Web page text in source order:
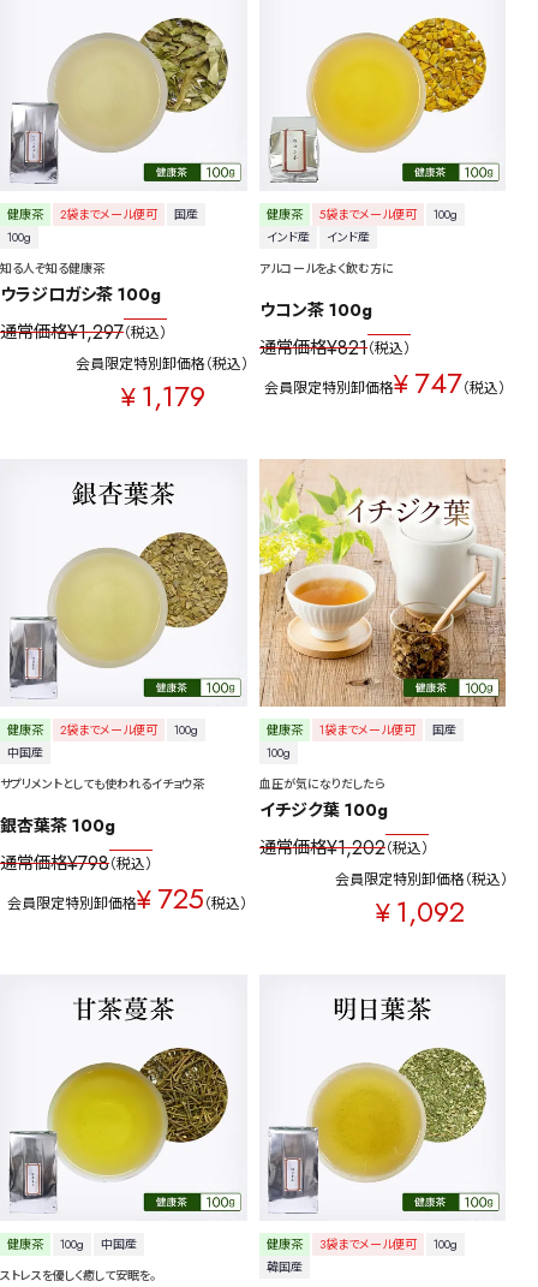
健康茶 2袋までメール便可
国産
100g
知る人ぞ知る健康茶
ウラジロガシ茶 100g
通常価格¥1,297 税込
会員限定特別卸価格
¥1,179
税込
健康茶 5袋までメール便可
100g
インド産
インド産
アルコールをよく飲む方に
ウコン茶 100g
通常価格¥821 税込
会員限定特別卸価格¥747 税込
健康茶 2袋までメール便可
100g
中国産
サプリメントとしても使われるイチョウ茶
銀杏葉茶 100g
通常価格¥798 税込
会員限定特別卸価格¥ 725 税込
健康茶 1袋までメール便可
国産
100g
血圧が気になりだしたら
イチジク葉 100g
通常価格¥1,202 税込
会員限定特別卸価格
¥1,092
税込
健康茶 100g
中国産
ストレスを優しく癒して安眠を。
健康茶 3袋までメール便可
100g
韓国産